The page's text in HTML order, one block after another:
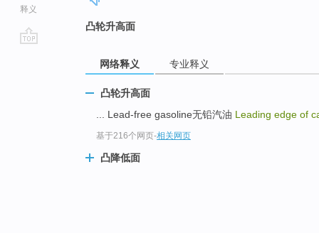
释义
凸轮升高面
网络释义 专业释义
凸轮升高面
... Lead-free gasoline无铅汽油 Leading edge of
基于216个网页-相关网页
凸降低面